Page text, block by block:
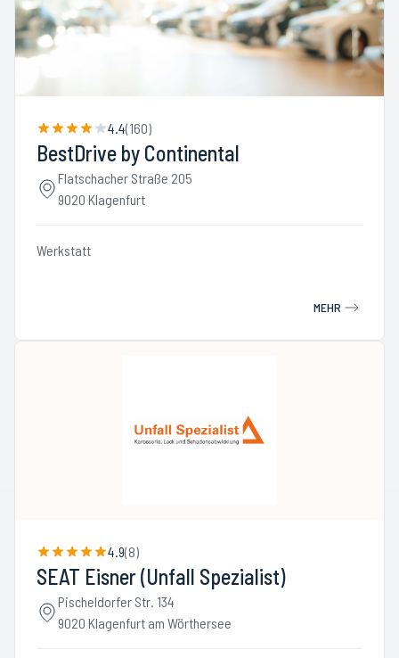
4.4(160)
BestDrive by Continental
Flatschacher Straße 205
9020 Klagenfurt
Werkstatt
MEHR
4.9(8)
SEAT Eisner (Unfall Spezialist)
Pischeldorfer Str. 134
9020 Klagenfurt am Wörthersee